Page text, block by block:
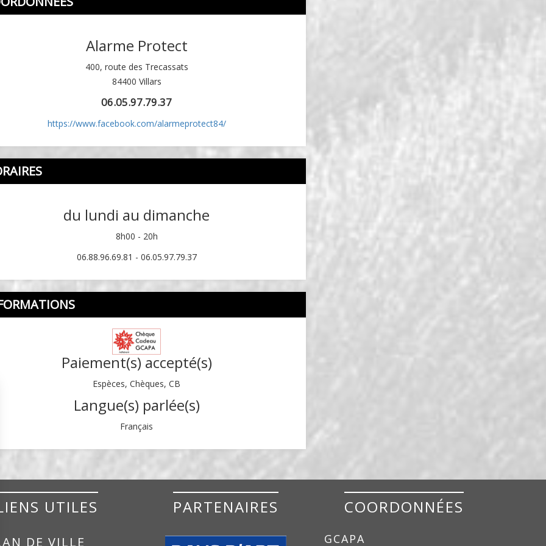
Alarme Protect
400, route des Trecassats
84400 Villars
06.05.97.79.37
https://www.facebook.com/alarmeprotect84/
du lundi au dimanche
8h00 - 20h
06.88.96.69.81 - 06.05.97.79.37
Paiement(s) accepté(s)
Espèces, Chèques, CB
Langue(s) parlée(s)
Français
UTILES
DE VILLE
PARTENAIRES COORDONNÉES
GCAPA